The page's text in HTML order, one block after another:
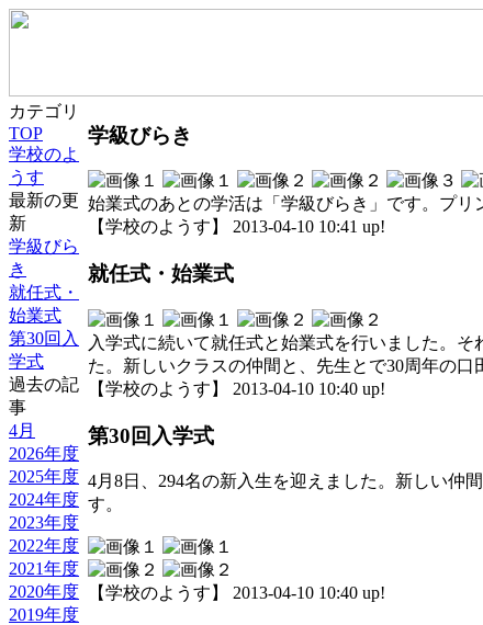
カテゴリ
TOP
学校のよ
うす
最新の更
新
学級びら
き
就任式・
始業式
第30回入
学式
過去の記
事
4月
2026年度
2025年度
2024年度
2023年度
2022年度
2021年度
2020年度
2019年度
学級びらき
始業式のあとの学活は「学級びらき」です。プリ
【学校のようす】 2013-04-10 10:41 up!
就任式・始業式
入学式に続いて就任式と始業式を行いました。
た。新しいクラスの仲間と、先生とで30周年の口
【学校のようす】 2013-04-10 10:40 up!
第30回入学式
4月8日、294名の新入生を迎えました。新しい仲
す。
【学校のようす】 2013-04-10 10:40 up!